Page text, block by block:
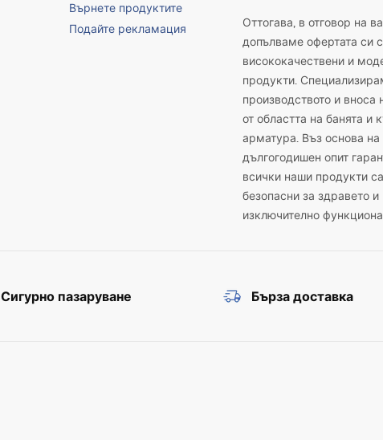
Върнете продуктите
Подайте рекламация
Оттогава, в отговор на
допълваме офертата си
висококачествени и
продукти.
производството и вноса
от областта на банята и
арматура. Въз основа на
дългогодишен опит
всички наши продукти
безопасни за здравето и
изключително
Сигурно пазаруване Бърза доставка